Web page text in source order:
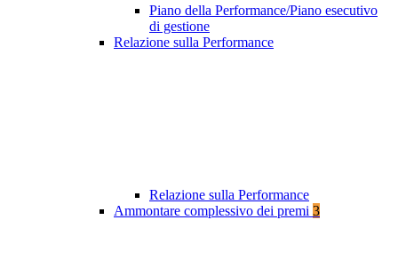
Piano della Performance/Piano esecutivo
di gestione
Relazione sulla Performance
Relazione sulla Performance
Ammontare complessivo dei premi 3